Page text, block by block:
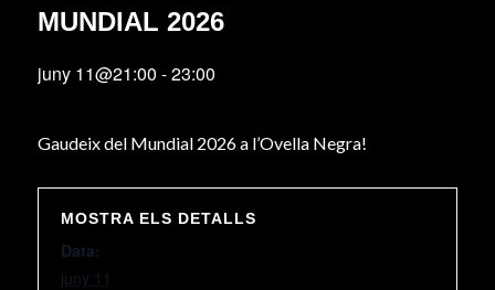
MUNDIAL 2026
juny 11@21:00 -23:00
Gaudeix del Mundial 2026 a l’Ovella Negra!
MOSTRA ELS DETALLS
Data:
juny 11